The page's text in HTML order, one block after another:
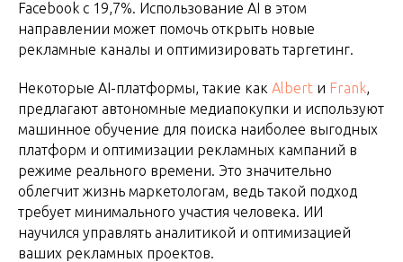
Facebook с 19,7%. Использование AI в этом
направлении может помочь открыть новые
рекламные каналы и оптимизировать таргетинг.
Некоторые AI-платформы, такие как Albert и Frank,
предлагают автономные медиапокупки и используют
машинное обучение для поиска наиболее выгодных
платформ и оптимизации рекламных кампаний в
режиме реального времени. Это значительно
облегчит жизнь маркетологам, ведь такой подход
требует минимального участия человека. ИИ
научился управлять аналитикой и оптимизацией
ваших рекламных проектов.